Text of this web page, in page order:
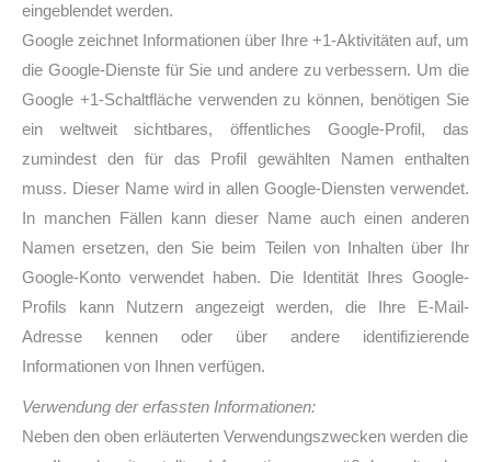
eingeblendet werden.
Google zeichnet Informationen über Ihre +1-Aktivitäten auf, um
die Google-Dienste für Sie und andere zu verbessern. Um die
Google +1-Schaltfläche verwenden zu können, benötigen Sie
ein weltweit sichtbares, öffentliches Google-Profil, das
zumindest den für das Profil gewählten Namen enthalten
muss. Dieser Name wird in allen Google-Diensten verwendet.
In manchen Fällen kann dieser Name auch einen anderen
Namen ersetzen, den Sie beim Teilen von Inhalten über Ihr
Google-Konto verwendet haben. Die Identität Ihres Google-
Profils kann Nutzern angezeigt werden, die Ihre E-Mail-
Adresse kennen oder über andere identifizierende
Informationen von Ihnen verfügen.
Verwendung der erfassten Informationen:
Neben den oben erläuterten Verwendungszwecken werden die